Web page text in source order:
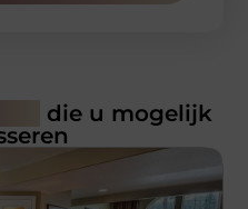
die u mogelijk